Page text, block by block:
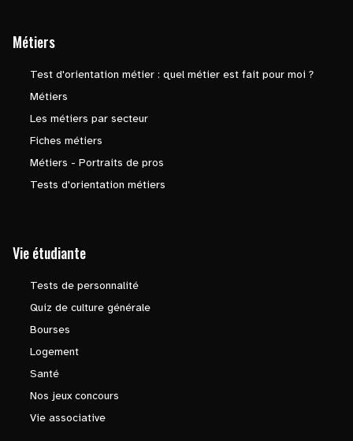
Métiers
Test d'orientation métier : quel métier est fait pour moi ?
Métiers
Les métiers par secteur
Fiches métiers
Métiers - Portraits de pros
Tests d'orientation métiers
Vie étudiante
Tests de personnalité
Quiz de culture générale
Bourses
Logement
Santé
Nos jeux concours
Vie associative